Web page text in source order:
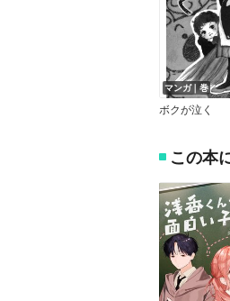
マンガ｜巻
ボクが泣く
この本